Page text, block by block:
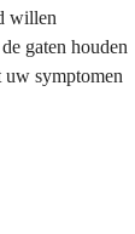
willen
gaten houden
uw symptomen